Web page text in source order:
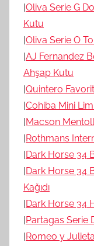
|Oliva Serie G
Kutu
|Oliva Serie O
|AJ Fernandez
Ahşap Kutu
|Quintero
|Cohiba Mini
|Macson
|Rothmans
|Dark Horse 34
|Dark Horse 34
Kağıdı
|Dark Horse 34
|Partagas Serie
|Romeo y